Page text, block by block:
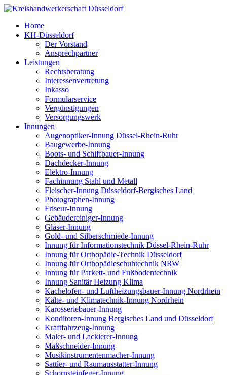
Home
KH-Düsseldorf
Der Vorstand
Ansprechpartner
Leistungen
Rechtsberatung
Interessenvertretung
Inkasso
Formularservice
Vergünstigungen
Versorgungswerk
Innungen
Augenoptiker-Innung Düssel-Rhein-Ruhr
Baugewerbe-Innung
Boots- und Schiffbauer-Innung
Dachdecker-Innung
Elektro-Innung
Fachinnung Stahl und Metall
Fleischer-Innung Düsseldorf-Bergisches Land
Photographen-Innung
Friseur-Innung
Gebäudereiniger-Innung
Glaser-Innung
Gold- und Silberschmiede-Innung
Innung für Informationstechnik Düssel-Rhein-Ruhr
Innung für Orthopädie-Technik Düsseldorf
Innung für Orthopädieschuhtechnik NRW
Innung für Parkett- und Fußbodentechnik
Innung Sanitär Heizung Klima
Kachelofen- und Luftheizungsbauer-Innung Nordrhein
Kälte- und Klimatechnik-Innung Nordrhein
Karosseriebauer-Innung
Konditoren-Innung Bergisches Land und Düsseldorf
Kraftfahrzeug-Innung
Maler- und Lackierer-Innung
Maßschneider-Innung
Musikinstrumentenmacher-Innung
Sattler- und Raumausstatter-Innung
Schornsteinfeger-Innung